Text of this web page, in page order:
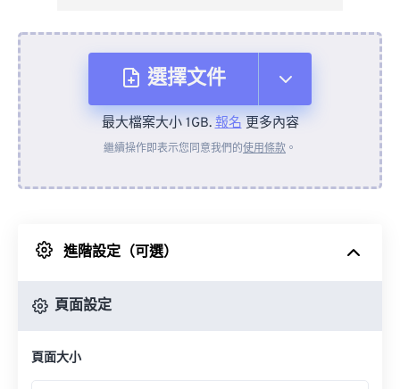
選擇文件
來自裝置
來自 Google 雲端硬碟
最大檔案大小 1GB.報名更多內容
繼續操作即表示您同意我們的使用條款 。
進階設定（可選）
頁面設定
頁面大小